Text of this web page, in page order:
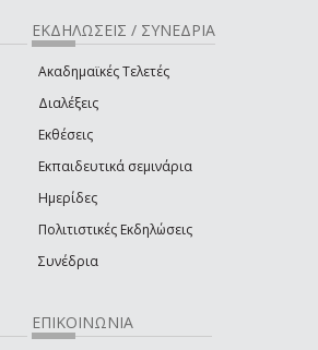
ΕΚΔΗΛΩΣΕΙΣ / ΣΥΝΕΔΡΙΑ
Ακαδημαϊκές Τελετές
Διαλέξεις
Εκθέσεις
Εκπαιδευτικά σεμινάρια
Ημερίδες
Πολιτιστικές Εκδηλώσεις
Συνέδρια
ΕΠΙΚΟΙΝΩΝΙΑ